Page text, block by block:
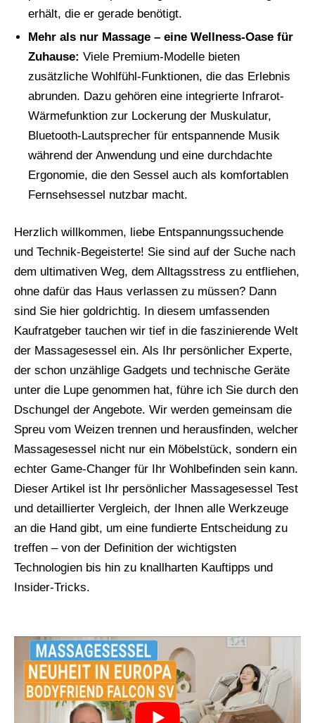
erhält, die er gerade benötigt.
Mehr als nur Massage – eine Wellness-Oase für
Zuhause: Viele Premium-Modelle bieten
zusätzliche Wohlfühl-Funktionen, die das Erlebnis
abrunden. Dazu gehören eine integrierte Infrarot-
Wärmefunktion zur Lockerung der Muskulatur,
Bluetooth-Lautsprecher für entspannende Musik
während der Anwendung und eine durchdachte
Ergonomie, die den Sessel auch als komfortablen
Fernsehsessel nutzbar macht.
Herzlich willkommen, liebe Entspannungssuchende
und Technik-Begeisterte! Sie sind auf der Suche nach
dem ultimativen Weg, dem Alltagsstress zu entfliehen,
ohne dafür das Haus verlassen zu müssen? Dann
sind Sie hier goldrichtig. In diesem umfassenden
Kaufratgeber tauchen wir tief in die faszinierende Welt
der Massagesessel ein. Als Ihr persönlicher Experte,
der schon unzählige Gadgets und technische Geräte
unter die Lupe genommen hat, führe ich Sie durch den
Dschungel der Angebote. Wir werden gemeinsam die
Spreu vom Weizen trennen und herausfinden, welcher
Massagesessel nicht nur ein Möbelstück, sondern ein
echter Game-Changer für Ihr Wohlbefinden sein kann.
Dieser Artikel ist Ihr persönlicher Massagesessel Test
und detaillierter Vergleich, der Ihnen alle Werkzeuge
an die Hand gibt, um eine fundierte Entscheidung zu
treffen – von der Definition der wichtigsten
Technologien bis hin zu knallharten Kauftipps und
Insider-Tricks.